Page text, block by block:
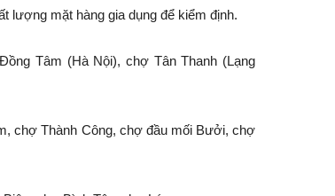
lượng mặt hàng gia dụng để kiểm định.
Tâm (Hà Nội), chợ Tân Thanh (Lạng
chợ Thành Công, chợ đầu mối Bưởi, chợ